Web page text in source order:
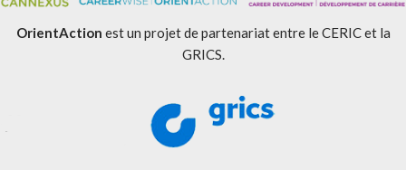
OrientAction est un projet de partenariat entre le CERIC et la
GRICS.